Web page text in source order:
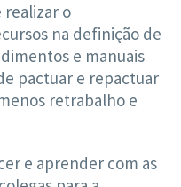
o
na definição de
e manuais
pactuar e repactuar
retrabalho e
e aprender com as